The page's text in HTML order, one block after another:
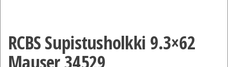
RCBS Supistusholkki 9.3×62
Mauser 34529